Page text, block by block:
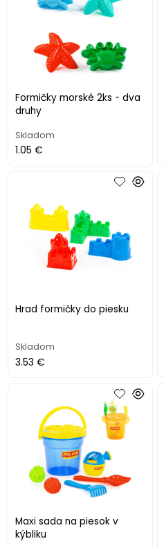
Formičky morské 2ks - dva
druhy
Skladom
1.05 €
Hrad formičky do piesku
Skladom
3.53 €
Maxi sada na piesok v
kýbliku